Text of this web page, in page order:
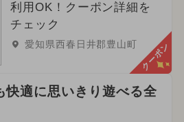
利用OK！クーポン詳細を
チェック
愛知県西春日井郡豊山町 クーポン
快適に思いきり遊べる全